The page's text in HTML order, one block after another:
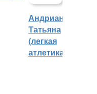
Андрианова
Татьяна
(легкая
атлетика)